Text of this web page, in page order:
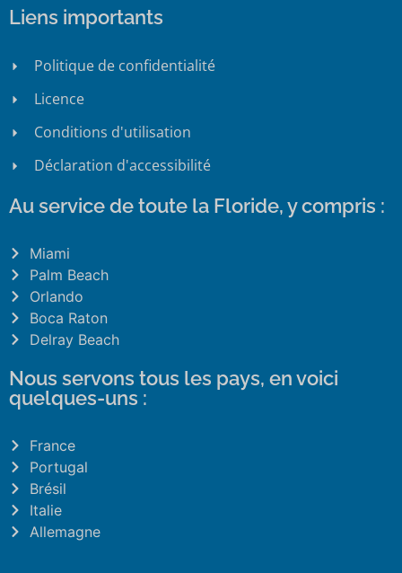
Liens importants
Politique de confidentialité
Licence
Conditions d'utilisation
Déclaration d'accessibilité
Au service de toute la Floride, y compris :
Miami
Palm Beach
Orlando
Boca Raton
Delray Beach
Nous servons tous les pays, en voici
quelques-uns :
France
Portugal
Brésil
Italie
Allemagne